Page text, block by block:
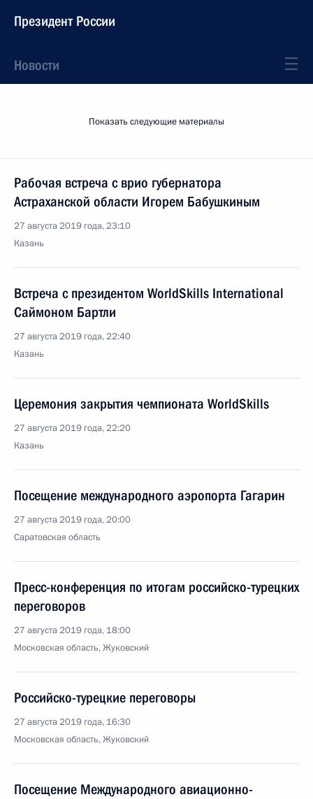
Президент России
Новости
Показать следующие материалы
Рабочая встреча с врио губернатора
Астраханской области Игорем Бабушкиным
27 августа 2019 года, 23:10
Казань
Встреча с президентом WorldSkills International
Саймоном Бартли
27 августа 2019 года, 22:40
Казань
Церемония закрытия чемпионата WorldSkills
27 августа 2019 года, 22:20
Казань
Посещение международного аэропорта Гагарин
27 августа 2019 года, 20:00
Саратовская область
Пресс-конференция по итогам российско-турецких
переговоров
27 августа 2019 года, 18:00
Московская область, Жуковский
Российско-турецкие переговоры
27 августа 2019 года, 16:30
Московская область, Жуковский
Посещение Международного авиационно-